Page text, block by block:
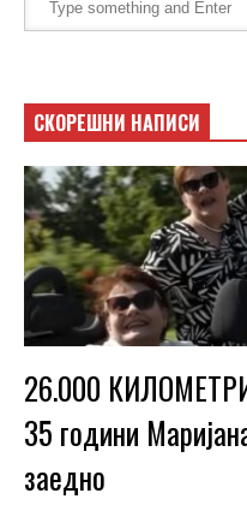
СКОРЕШНИ НАПИСИ
26.000
35 години
заедно